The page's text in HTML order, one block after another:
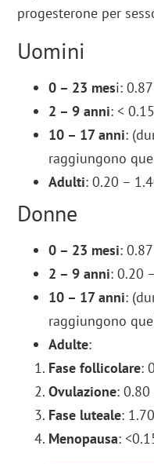
progesterone per
Uomini
0 – 23 mesi:
2 – 9 anni: <
10 – 17 anni:
raggiungono
Adulti: 0.20 –
Donne
0 – 23 mesi:
2 – 9 anni: 0.20
10 – 17 anni:
raggiungono
Adulte:
Fase follicolare:
Ovulazione:
Fase luteale:
Menopausa: